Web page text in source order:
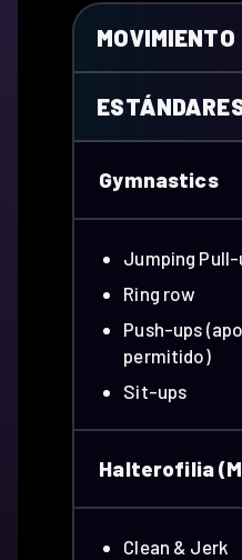
MOVIMIENTO
Gymnastics
Jumping Pull-
Ring row
Push-ups
permitido)
Sit-ups
Halterofilia
Clean & Jerk